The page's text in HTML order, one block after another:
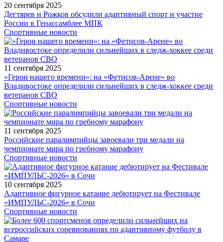
20 сентября 2025
Дегтярев и Рожков обсудили адаптивный спорт и участие
России в Генассамблее МПК
Спортивные новости
11 сентября 2025
«Герои нашего времени»: на «Фетисов-Арене» во
Владивостоке определили сильнейших в следж-хоккее среди
ветеранов СВО
Спортивные новости
11 сентября 2025
Российские паралимпийцы завоевали три медали на
чемпионате мира по гребному марафону
Спортивные новости
10 сентября 2025
Адаптивное фигурное катание дебютирует на Фестивале
«ИМПУЛЬС-2026» в Сочи
Спортивные новости